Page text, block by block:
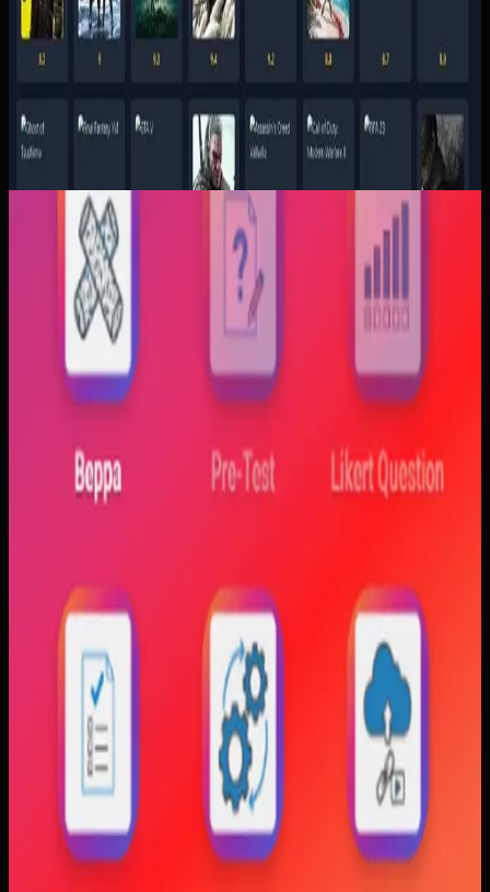
Aplikasi Mobile
Trajectfika
Trajectfika
Sebelumnya
Mahasiswa sering kesulitan menghubungkan persamaan
matematis dengan perilaku fisik yang sebenarnya,
konsisten. Materi yang hanya tampil statis juga membuat
konsep perubahan fase dan perilaku sistem sulit
dibayangkan.
visualisasi gerak, dan grafik yang berubah langsung saat
variabel diubah. Dengan begitu, mahasiswa bisa melihat
hubungan antara teori dan simulasi secara lebih konkret.
Baca studi kasus